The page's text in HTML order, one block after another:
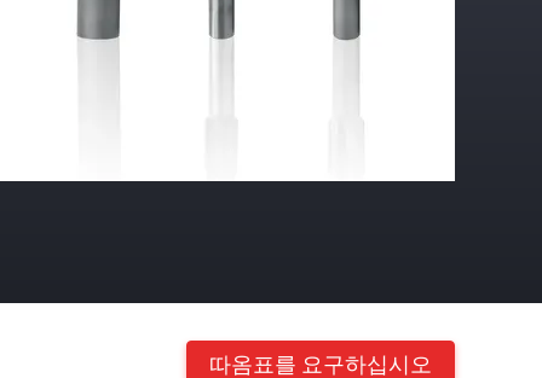
따옴표를 요구하십시오